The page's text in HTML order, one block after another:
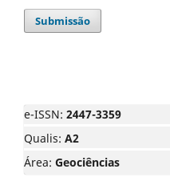
Submissão
e-ISSN: 2447-3359
Qualis: A2
Área: Geociências